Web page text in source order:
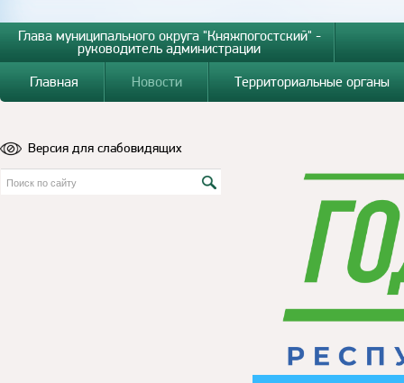
Глава муниципального округа "Княжпогостский" -
руководитель администрации
Главная
Новости Территориальные органы
Версия для слабовидящих